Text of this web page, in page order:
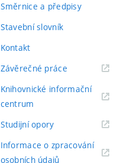
Směrnice a předpisy
Stavební slovník
Kontakt
Závěrečné práce(externí
Knihovnické informační
centrum
Studijní opory(externí
Informace o zpracování
osobních údajů(externí